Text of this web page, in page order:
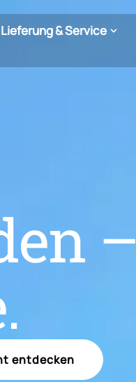
Lieferung & Service
–
entdecken